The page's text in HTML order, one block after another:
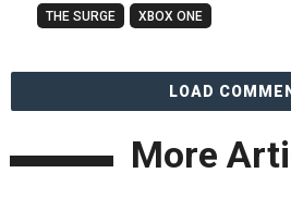
THE SURGE XBOX ONE
LOAD
More